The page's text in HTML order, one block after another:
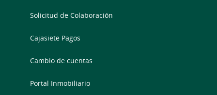
Solicitud de Colaboración
Cajasiete Pagos
Cambio de cuentas
Portal Inmobiliario